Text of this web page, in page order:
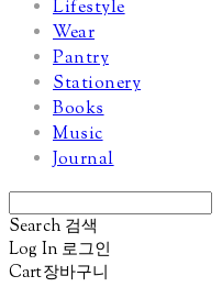
Lifestyle
Wear
Pantry
Stationery
Books
Music
Journal
Search 검색
Log In 로그인
Cart장바구니